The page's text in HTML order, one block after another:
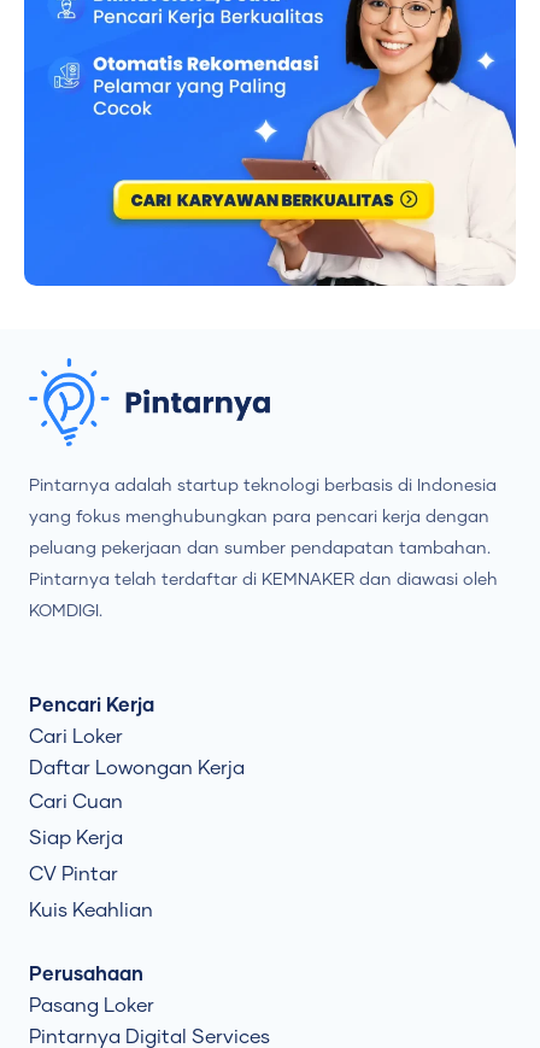
Pintarnya adalah startup teknologi berbasis di Indonesia
yang fokus menghubungkan para pencari kerja dengan
peluang pekerjaan dan sumber pendapatan tambahan.
Pintarnya telah terdaftar di KEMNAKER dan diawasi oleh
KOMDIGI.
Pencari Kerja
Cari Loker
Daftar Lowongan Kerja
Cari Cuan
Siap Kerja
CV Pintar
Kuis Keahlian
Perusahaan
Pasang Loker
Pintarnya Digital Services